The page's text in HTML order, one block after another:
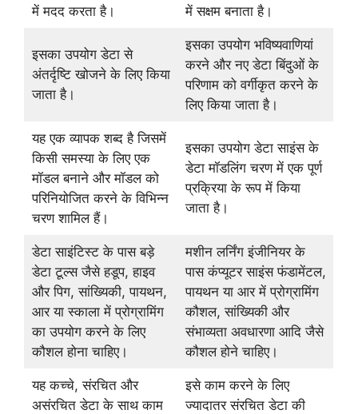
में मदद करता है।
में सक्षम बनाता है।
इसका उपयोग डेटा से
अंतर्दृष्टि खोजने के लिए किया
जाता है।
इसका उपयोग भविष्यवाणियां
करने और नए डेटा बिंदुओं के
परिणाम को वर्गीकृत करने के
लिए किया जाता है।
यह एक व्यापक शब्द है जिसमें
किसी समस्या के लिए एक
मॉडल बनाने और मॉडल को
परिनियोजित करने के विभिन्न
चरण शामिल हैं।
इसका उपयोग डेटा साइंस के
डेटा मॉडलिंग चरण में एक पूर्ण
प्रक्रिया के रूप में किया
जाता है।
डेटा साइंटिस्ट के पास बड़े
डेटा टूल्स जैसे हडूप, हाइव
और पिग, सांख्यिकी, पायथन,
आर या स्काला में प्रोग्रामिंग
का उपयोग करने के लिए
कौशल होना चाहिए।
मशीन लर्निंग इंजीनियर के
पास कंप्यूटर साइंस फंडामेंटल,
पायथन या आर में प्रोग्रामिंग
कौशल, सांख्यिकी और
संभाव्यता अवधारणा आदि जैसे
कौशल होने चाहिए।
यह कच्चे, संरचित और
असंरचित डेटा के साथ काम
इसे काम करने के लिए
ज्यादातर संरचित डेटा की